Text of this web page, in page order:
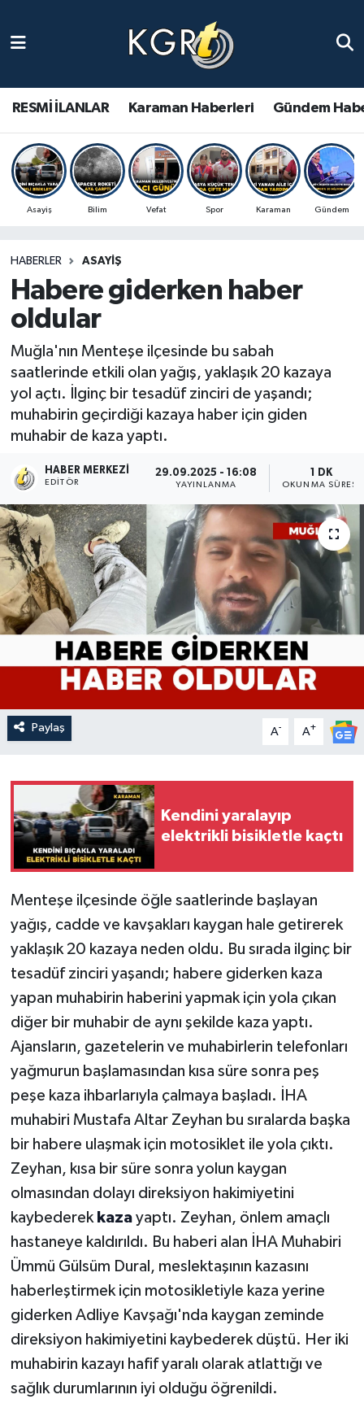
RESMİ İLANLAR Karaman Haberleri Gündem
Asayiş Bilim Vefat Spor Karaman Gündem
HABERLER ASAYIŞ
Habere giderken haber
oldular
Muğla'nın Menteşe ilçesinde bu sabah
saatlerinde etkili olan yağış, yaklaşık 20 kazaya
yol açtı. İlginç bir tesadüf zinciri de yaşandı;
muhabirin geçirdiği kazaya haber için giden
muhabir de kaza yaptı.
HABER MERKEZI
EDITÖR
29.09.2025 - 16:08
YAYINLANMA
1 DK
OKUNMA SÜRESI
Paylaş A- A+
Kendini yaralayıp
elektrikli bisikletle kaçtı
Menteşe ilçesinde öğle saatlerinde başlayan
yağış, cadde ve kavşakları kaygan hale getirerek
yaklaşık 20 kazaya neden oldu. Bu sırada ilginç bir
tesadüf zinciri yaşandı; habere giderken kaza
yapan muhabirin haberini yapmak için yola çıkan
diğer bir muhabir de aynı şekilde kaza yaptı.
Ajansların, gazetelerin ve muhabirlerin telefonları
yağmurun başlamasından kısa süre sonra peş
peşe kaza ihbarlarıyla çalmaya başladı. İHA
muhabiri Mustafa Altar Zeyhan bu sıralarda başka
bir habere ulaşmak için motosiklet ile yola çıktı.
Zeyhan, kısa bir süre sonra yolun kaygan
olmasından dolayı direksiyon hakimiyetini
kaybederek kaza yaptı. Zeyhan, önlem amaçlı
hastaneye kaldırıldı. Bu haberi alan İHA Muhabiri
Ümmü Gülsüm Dural, meslektaşının kazasını
haberleştirmek için motosikletiyle kaza yerine
giderken Adliye Kavşağı'nda kaygan zeminde
direksiyon hakimiyetini kaybederek düştü. Her iki
muhabirin kazayı hafif yaralı olarak atlattığı ve
sağlık durumlarının iyi olduğu öğrenildi.
Gündem Haberleri
Güncel Haberler
Spor Haberleri
Ulusal Haberler
Vefat Edenler